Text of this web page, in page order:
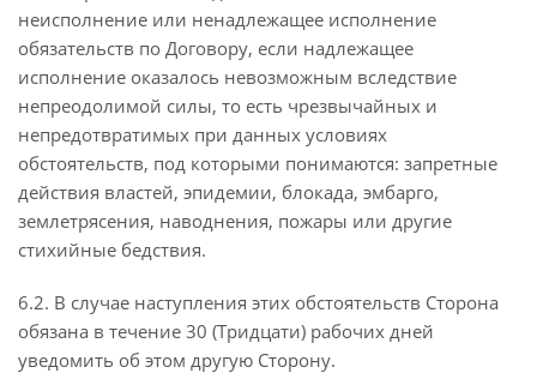
неисполнение или ненадлежащее исполнение
обязательств по Договору, если надлежащее
исполнение оказалось невозможным вследствие
непреодолимой силы, то есть чрезвычайных и
непредотвратимых при данных условиях
обстоятельств, под которыми понимаются: запретные
действия властей, эпидемии, блокада, эмбарго,
землетрясения, наводнения, пожары или другие
стихийные бедствия.
6.2. В случае наступления этих обстоятельств Сторона
обязана в течение 30 (Тридцати) рабочих дней
уведомить об этом другую Сторону.